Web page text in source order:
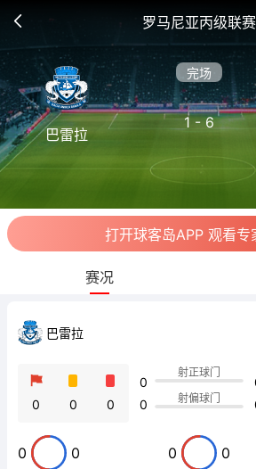
罗马尼亚丙级联赛
巴雷拉
完场
1 - 6
打开球客岛APP 观看专
赛况
巴雷拉
0 0 0
0
0
射正球门
射偏球门
0 0 0 0